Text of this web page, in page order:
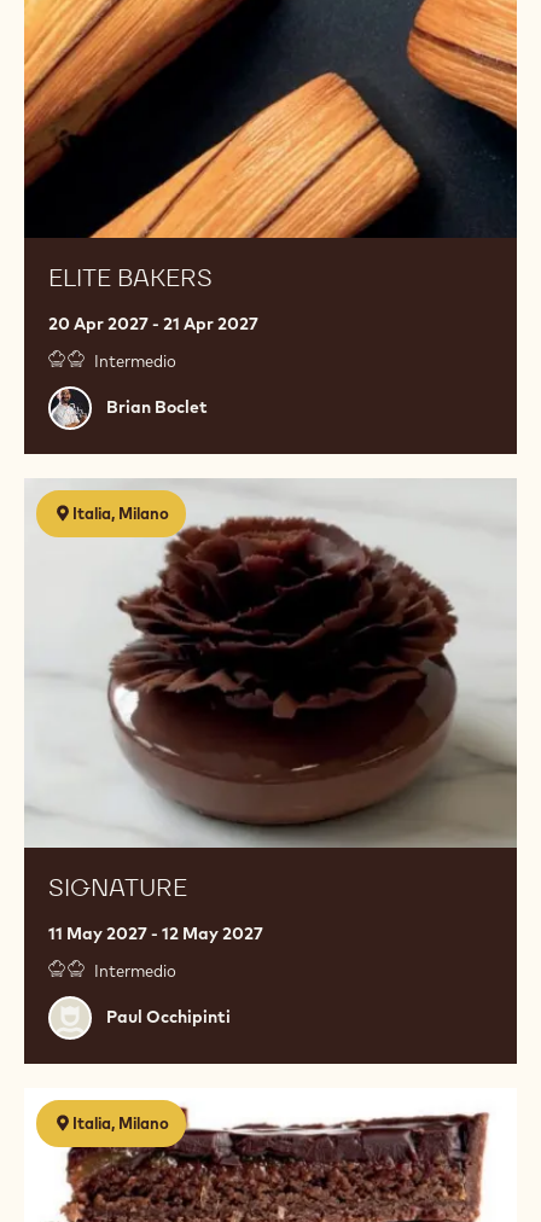
ELITE BAKERS
20 Apr 2027 - 21 Apr 2027
Intermedio
Brian
Boclet
Brian Boclet
Italia, Milano
SIGNATURE
11 May 2027 - 12 May 2027
Intermedio
Paul
Occhipinti
Paul Occhipinti
SIGNATURE
Italia, Milano
Cioccolato